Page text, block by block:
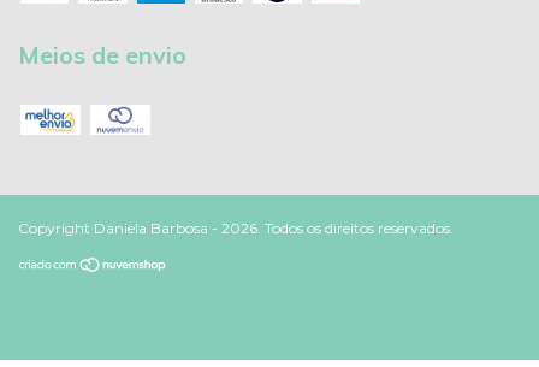
Meios de envio
Copyright Daniela Barbosa - 2026. Todos os direitos reservados.